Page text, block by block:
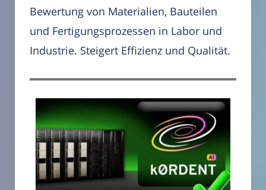
Bewertung von Materialien, Bauteilen
und Fertigungsprozessen in Labor und
Industrie. Steigert Effizienz und Qualität.